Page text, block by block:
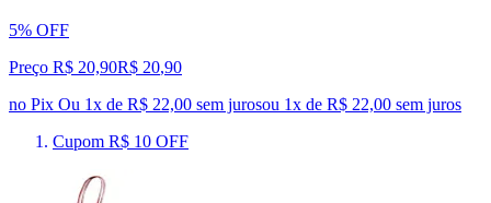
5% OFF
Preço R$ 20,90R$ 20,90
no Pix Ou 1x de R$ 22,00 sem jurosou 1x de R$ 22,00 sem juros
Cupom R$ 10 OFF